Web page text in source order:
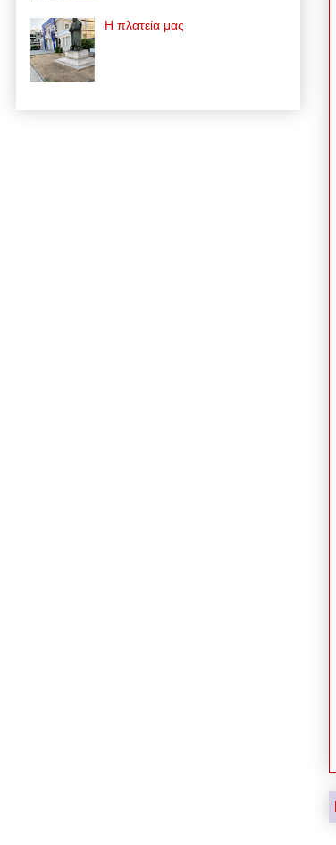
Η πλατεία μας